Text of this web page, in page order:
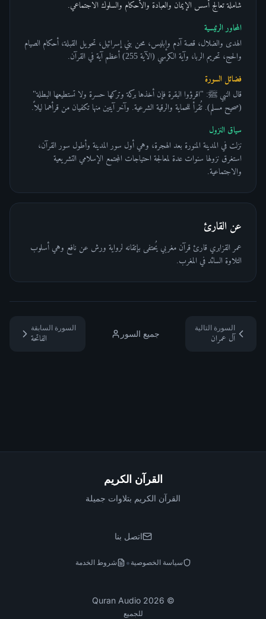
شاملة تعالج أسس الإيمان والعبادة والأحكام والسلوك الاجتماعي.
المحاور الرئيسية
الهدى والضلال، قصة آدم وإبليس، محن بني إسرائيل، تحويل القبلة، أحكام الصيام
والحج، تحريم الربا، وآية الكرسي (الآية 255) أعظم آية في القرآن.
فضائل السورة
قال النبي ﷺ: "اقرؤوا البقرة فإن أخذها بركة وتركها حسرة ولا تستطيعها البطلة"
(صحيح مسلم). تُقرأ للحماية والرقية الشرعية. وآخر آيتين منها تكفيان من قرأهما ليلاً.
سياق النزول
نزلت في المدينة المنورة بعد الهجرة، وهي أول سور المدينة وأطول سور القرآن،
استغرق نزولها سنوات عدة لمعالجة احتياجات المجتمع الإسلامي التشريعية
والاجتماعية.
عن القارئ
عمر القزابري قارئ قرآن مغربي يُحتفى بإتقانه لرواية ورش عن نافع وهي أسلوب
التلاوة السائد في المغرب.
السورة السابقة
الفاتحة
جميع السور
السورة التالية
آل عمران
القرآن الكريم
القرآن الكريم بتلاوات جميلة
اتصل بنا
سياسة الخصوصية • شروط الخدمة
©
2026
Quran Audio
للجميع